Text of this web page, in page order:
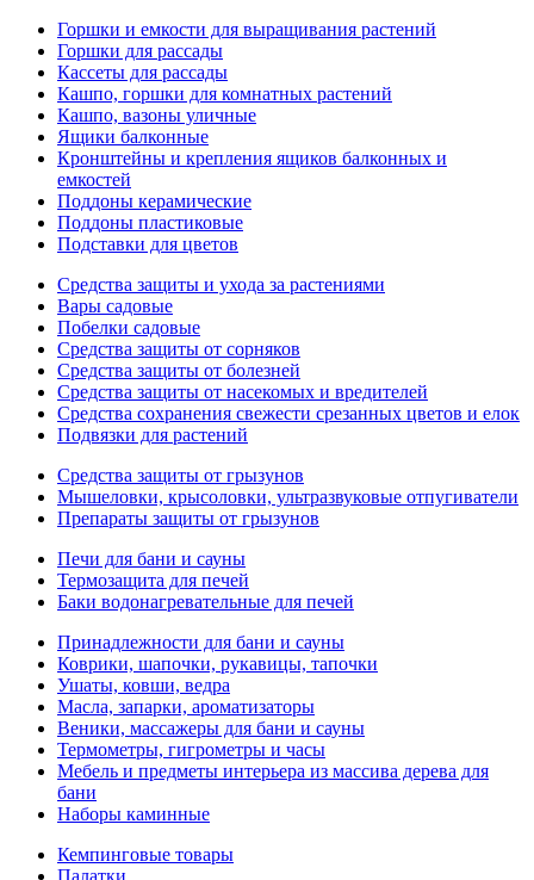
Горшки и емкости для выращивания растений
Горшки для рассады
Кассеты для рассады
Кашпо, горшки для комнатных растений
Кашпо, вазоны уличные
Ящики балконные
Кронштейны и крепления ящиков балконных и
емкостей
Поддоны керамические
Поддоны пластиковые
Подставки для цветов
Средства защиты и ухода за растениями
Вары садовые
Побелки садовые
Средства защиты от сорняков
Средства защиты от болезней
Средства защиты от насекомых и вредителей
Средства сохранения свежести срезанных цветов и елок
Подвязки для растений
Средства защиты от грызунов
Мышеловки, крысоловки, ультразвуковые отпугиватели
Препараты защиты от грызунов
Печи для бани и сауны
Термозащита для печей
Баки водонагревательные для печей
Принадлежности для бани и сауны
Коврики, шапочки, рукавицы, тапочки
Ушаты, ковши, ведра
Масла, запарки, ароматизаторы
Веники, массажеры для бани и сауны
Термометры, гигрометры и часы
Мебель и предметы интерьера из массива дерева для
бани
Наборы каминные
Кемпинговые товары
Палатки